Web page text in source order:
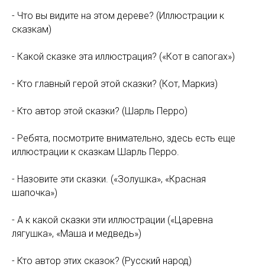
- Что вы видите на этом дереве? (Иллюстрации к
сказкам)
- Какой сказке эта иллюстрация? («Кот в сапогах»)
- Кто главный герой этой сказки? (Кот, Маркиз)
- Кто автор этой сказки? (Шарль Перро)
- Ребята, посмотрите внимательно, здесь есть еще
иллюстрации к сказкам Шарль Перро.
- Назовите эти сказки. («Золушка», «Красная
шапочка»)
- А к какой сказки эти иллюстрации («Царевна
лягушка», «Маша и медведь»)
- Кто автор этих сказок? (Русский народ)